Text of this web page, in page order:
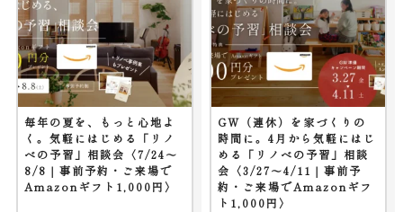
毎年の夏を、もっと心地よ
く。気軽にはじめる「リノ
ベの予習」相談会〈7/24～
8/8｜事前予約・ご来場で
Amazonギフト1,000円〉
GW（連休）を家づくりの
時間に。4月から気軽にはじ
める「リノベの予習」相談
会〈3/27〜4/11｜事前予
約・ご来場でAmazonギフ
ト1,000円〉